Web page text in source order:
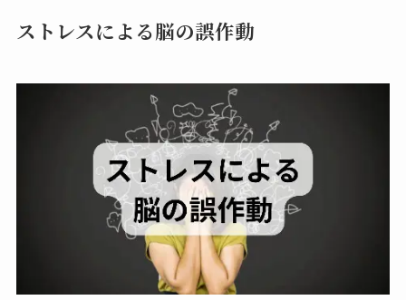
ストレスによる脳の誤作動